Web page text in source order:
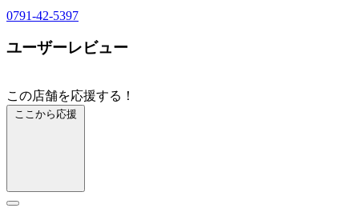
0791-42-5397
ユーザーレビュー
この店舗を応援する！
ここから応援